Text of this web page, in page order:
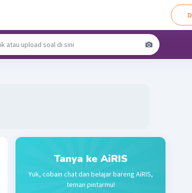
Tanya ke AiRIS
Yuk, cobain chat dan belajar bareng AiRIS,
teman pintarmu!